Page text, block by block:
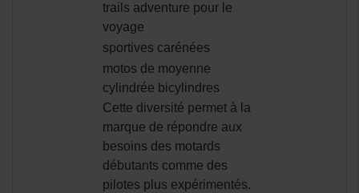
trails adventure pour le
voyage
sportives carénées
motos de moyenne
cylindrée bicylindres
Cette diversité permet à la
marque de répondre aux
besoins des motards
débutants comme des
pilotes plus expérimentés.